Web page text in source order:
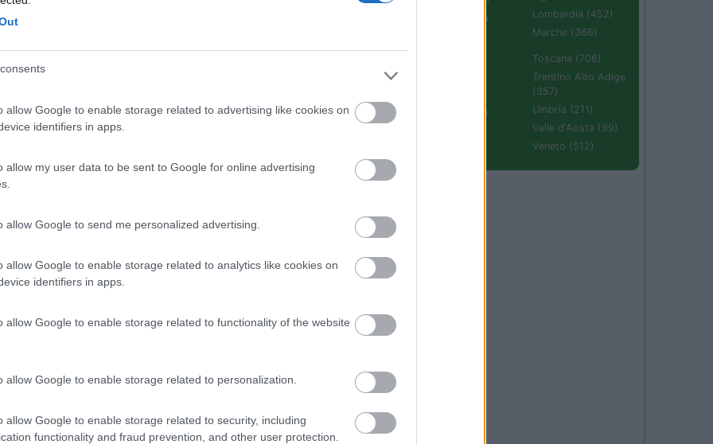
allow Google to enable storage related to advertising like cookies on
identifiers in apps.
allow my user data to be sent to Google for online advertising
allow Google to send me personalized advertising.
allow Google to enable storage related to analytics like cookies on
identifiers in apps.
allow Google to enable storage related to functionality of the website
allow Google to enable storage related to personalization.
allow Google to enable storage related to security, including
functionality and fraud prevention, and other user protection.
Peccato, perché attraversi la strada e sei in
ma nulla sembra impedirlo.
28/11/2018 17:41
16/08/2018 19:54
al mare. Senza possibilità di scarico.
Emilia Romagna
Lombardia (452)
Marche (366)
Sardegna (336)
Toscana (706)
Trentino Alto Adige
(357)
Umbria (211)
Valle d'Aosta (99)
Veneto (512)